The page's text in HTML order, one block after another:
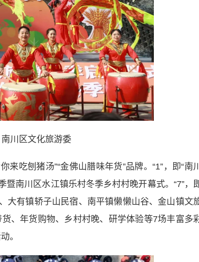
川区文化旅游委
吃刨猪汤”“金佛山腊味年货”品牌。“1”，即“南川
南川区水江镇乐村冬季乡村村晚开幕式。“7”，
大有镇轿子山民宿、南平镇懒懒山谷、金山镇文
、年货购物、乡村村晚、研学体验等7场丰富多
。